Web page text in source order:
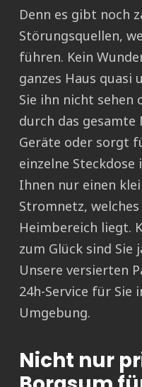
Denn es gibt noch
Störungsquellen,
führen. Kein
ganzes Haus quasi
Sie ihn nicht
durch das
Geräte oder sorgt
einzelne
Ihnen nur einen
Stromnetz,
Heimbereich liegt.
zum Glück sind Sie
Unsere versierten
24h-Service für Sie
Umgebung.
Nicht nur